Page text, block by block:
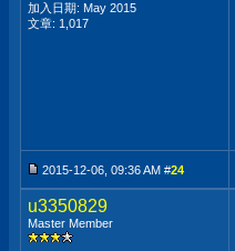
加入日期: May 2015
文章: 1,017
2015-12-06, 09:36 AM #24
u3350829
Master Member